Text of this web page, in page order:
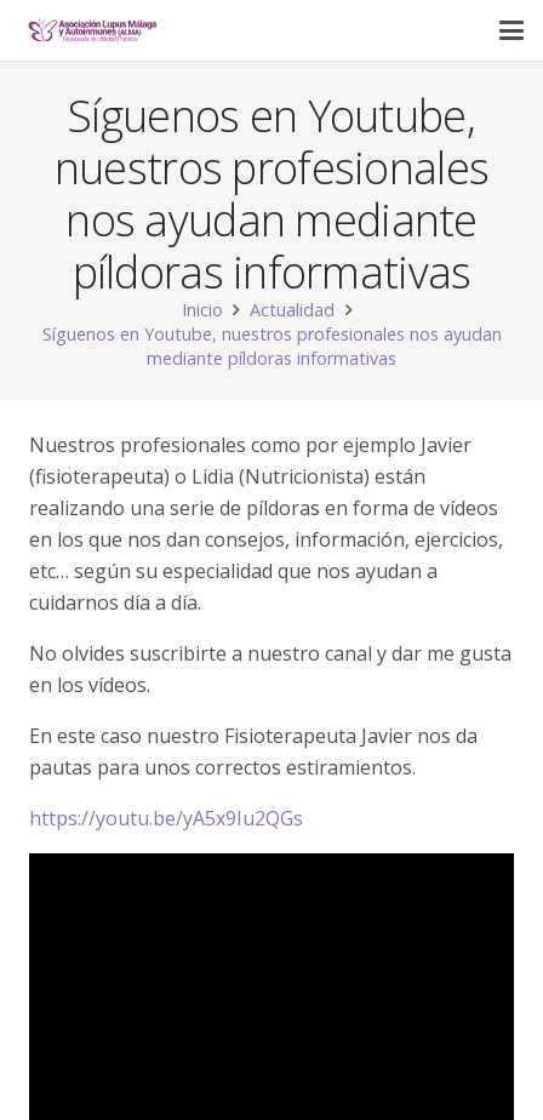
Síguenos en Youtube,
nuestros profesionales
nos ayudan mediante
píldoras informativas
Inicio
Actualidad
Síguenos en Youtube, nuestros profesionales nos ayudan
mediante píldoras informativas
Nuestros profesionales como por ejemplo Javier
(fisioterapeuta) o Lidia (Nutricionista) están
realizando una serie de píldoras en forma de vídeos
en los que nos dan consejos, información, ejercicios,
etc… según su especialidad que nos ayudan a
cuidarnos día a día.
No olvides suscribirte a nuestro canal y dar me gusta
en los vídeos.
En este caso nuestro Fisioterapeuta Javier nos da
pautas para unos correctos estiramientos.
https://youtu.be/yA5x9Iu2QGs